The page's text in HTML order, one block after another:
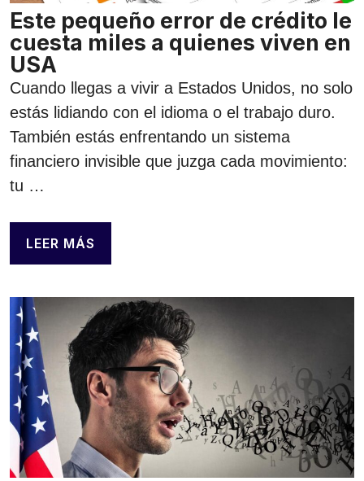
Este pequeño error de crédito le
cuesta miles a quienes viven en
USA
Cuando llegas a vivir a Estados Unidos, no solo
estás lidiando con el idioma o el trabajo duro.
También estás enfrentando un sistema
financiero invisible que juzga cada movimiento:
tu …
LEER MÁS